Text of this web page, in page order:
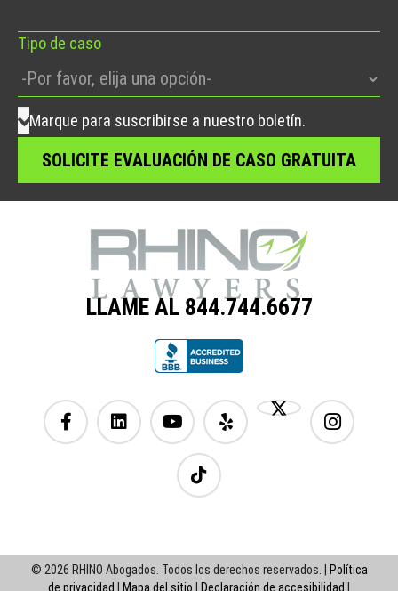
Tipo de caso
Marque para suscribirse a nuestro boletín.
LLAME AL 844.744.6677
© 2026 RHINO Abogados. Todos los derechos reservados. |
Política
de privacidad
Mapa del sitio Declaración de accesibilidad